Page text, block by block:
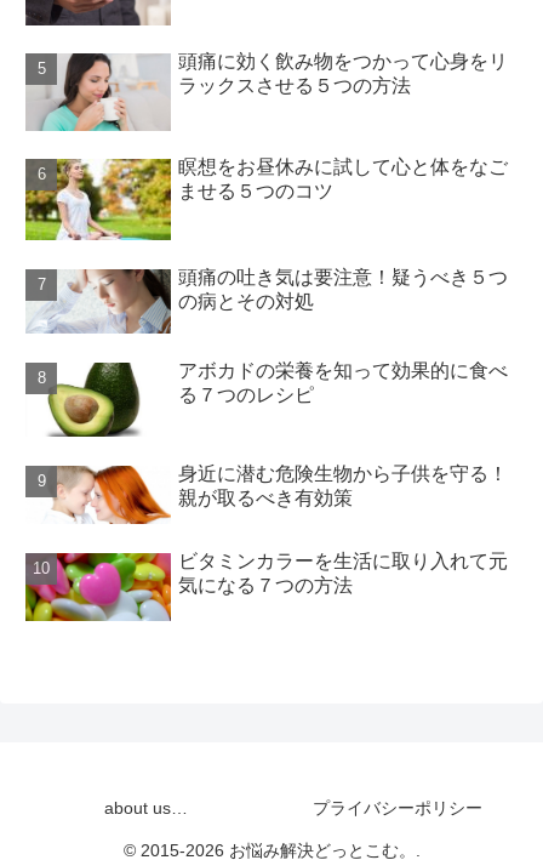
頭痛に効く飲み物をつかって心身をリ
ラックスさせる５つの方法
瞑想をお昼休みに試して心と体をなご
ませる５つのコツ
頭痛の吐き気は要注意！疑うべき５つ
の病とその対処
アボカドの栄養を知って効果的に食べ
る７つのレシピ
身近に潜む危険生物から子供を守る！
親が取るべき有効策
ビタミンカラーを生活に取り入れて元
気になる７つの方法
about us… プライバシーポリシー
© 2015-2026 お悩み解決どっとこむ。.